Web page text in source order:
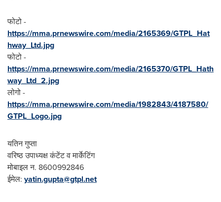
फोटो -
https://mma.prnewswire.com/media/2165369/GTPL_Hat
hway_Ltd.jpg
फोटो -
https://mma.prnewswire.com/media/2165370/GTPL_Hath
way_Ltd_2.jpg
लोगो -
https://mma.prnewswire.com/media/1982843/4187580/
GTPL_Logo.jpg
यतिन गुप्ता
वरिष्ठ उपाध्यक्ष कंटेंट व मार्केटिंग
मोबाइल न. 8600992846
ईमेल: yatin.gupta@gtpl.net